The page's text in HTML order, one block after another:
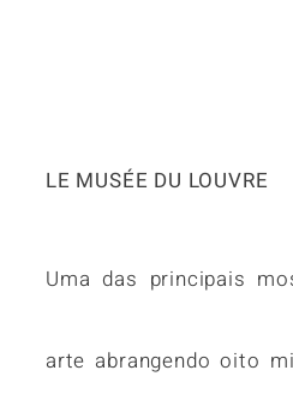
LE MUSÉE DU LOUVRE
Uma das principais
arte abrangendo oito